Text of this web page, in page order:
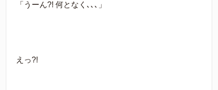
「うーん?! 何となく､､､」
えっ?!